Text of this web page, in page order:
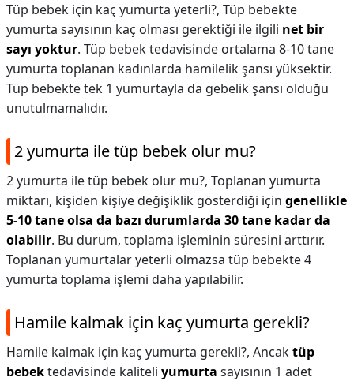
Tüp bebek için kaç yumurta yeterli?, Tüp bebekte
yumurta sayısının kaç olması gerektiği ile ilgili net bir
sayı yoktur. Tüp bebek tedavisinde ortalama 8-10 tane
yumurta toplanan kadınlarda hamilelik şansı yüksektir.
Tüp bebekte tek 1 yumurtayla da gebelik şansı olduğu
unutulmamalıdır.
2 yumurta ile tüp bebek olur mu?
2 yumurta ile tüp bebek olur mu?, Toplanan yumurta
miktarı, kişiden kişiye değişiklik gösterdiği için genellikle
5-10 tane olsa da bazı durumlarda 30 tane kadar da
olabilir. Bu durum, toplama işleminin süresini arttırır.
Toplanan yumurtalar yeterli olmazsa tüp bebekte 4
yumurta toplama işlemi daha yapılabilir.
Hamile kalmak için kaç yumurta gerekli?
Hamile kalmak için kaç yumurta gerekli?, Ancaktüp
bebektedavisinde kaliteli yumurta sayısının 1 adet